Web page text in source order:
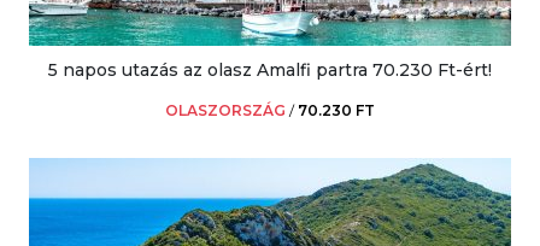
5 napos utazás az olasz Amalfi partra 70.230 Ft-ért!
OLASZORSZÁG / 70.230 FT